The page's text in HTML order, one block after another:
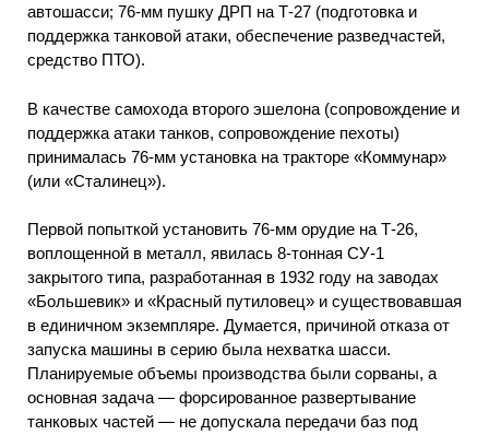
автошасси; 76-мм пушку ДРП на Т-27 (подготовка и
поддержка танковой атаки, обеспечение разведчастей,
средство ПТО).
В качестве самохода второго эшелона (сопровождение и
поддержка атаки танков, сопровождение пехоты)
принималась 76-мм установка на тракторе «Коммунар»
(или «Сталинец»).
Первой попыткой установить 76-мм орудие на Т-26,
воплощенной в металл, явилась 8-тонная СУ-1
закрытого типа, разработанная в 1932 году на заводах
«Большевик» и «Красный путиловец» и существовавшая
в единичном экземпляре. Думается, причиной отказа от
запуска машины в серию была нехватка шасси.
Планируемые объемы производства были сорваны, а
основная задача — форсированное развертывание
танковых частей — не допускала передачи баз под